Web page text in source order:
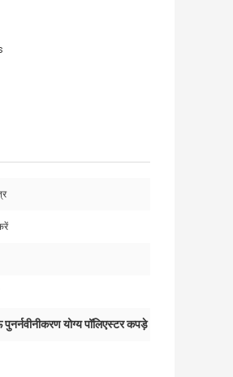
पुनर्नवीनीकरण योग्य पॉलिएस्टर कपड़े